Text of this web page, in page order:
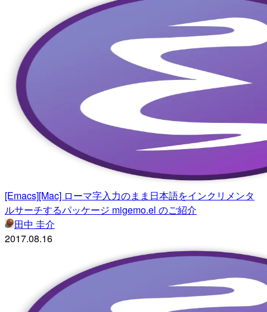
[Emacs][Mac] ローマ字入力のまま日本語をインクリメンタ
ルサーチするパッケージ migemo.el のご紹介
田中 圭介
2017.08.16